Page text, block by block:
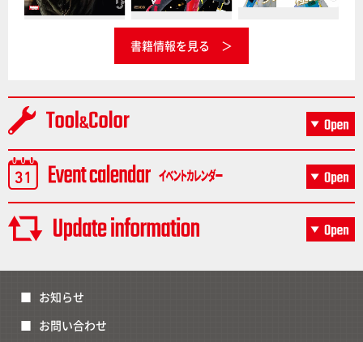
書籍情報を見る
お知らせ
お問い合わせ